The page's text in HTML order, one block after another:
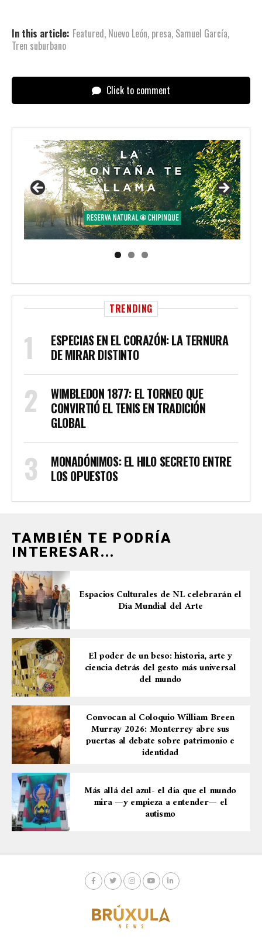
In this article: Featured, Nuevo León, presa, Samuel García,
Tren suburbano
Click to comment
TRENDING
ESPECIAS EN EL CORAZÓN: LA TERNURA
DE MIRAR DISTINTO
WIMBLEDON 1877: EL TORNEO QUE
CONVIRTIÓ EL TENIS EN TRADICIÓN
GLOBAL
MONADÓNIMOS: EL HILO SECRETO ENTRE
LOS OPUESTOS
TAMBIÉN TE PODRÍA
INTERESAR...
Espacios Culturales de NL celebrarán el
Día Mundial del Arte
El poder de un beso: historia, arte y
ciencia detrás del gesto más universal
del mundo
Convocan al Coloquio William Breen
Murray 2026: Monterrey abre sus
puertas al debate sobre patrimonio e
identidad
Más allá del azul- el día que el mundo
mira —y empieza a entender— el
autismo